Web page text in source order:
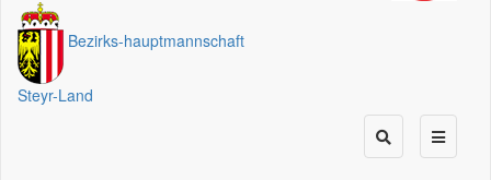
Bezirks-hauptmannschaft
Steyr-Land